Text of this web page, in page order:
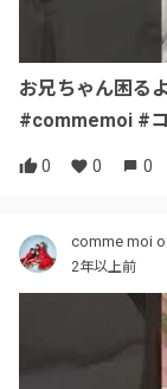
お兄ちゃん困る
#commemoi #
0 0 0
comme moi
2年以上前